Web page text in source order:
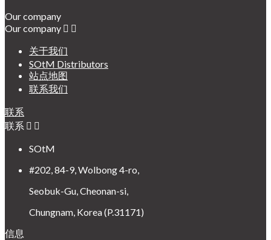
Our company
Our company  
关于我们
SOtM Distributors
站点地图
联系我们
联系
联系  
SOtM
#202, 84-9, Wolbong 4-ro,
Seobuk-Gu, Cheonan-si,
Chungnam, Korea (P.31171)
信息